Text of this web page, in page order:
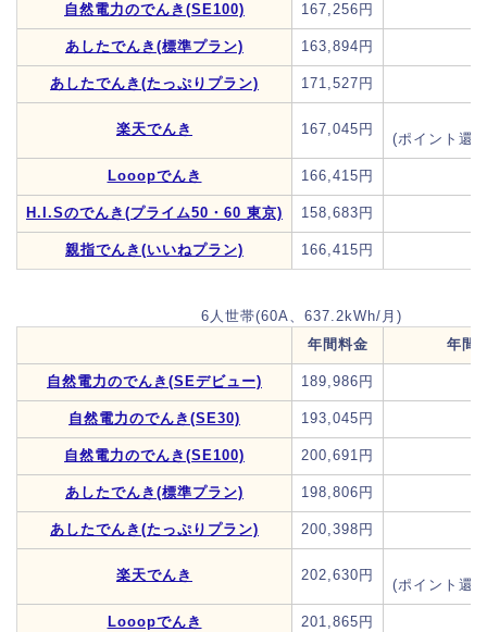
自然電力のでんき(SE100) 167,256円
あしたでんき(標準プラン) 163,894円
あしたでんき(たっぷりプラン) 171,527円
楽天でんき 167,045円
(ポイント還
Looopでんき 166,415円
H.I.Sのでんき(プライム50・60 東京) 158,683円
親指でんき(いいねプラン) 166,415円
6人世帯(60A、637.2kWh/月)
年間料金
年間
自然電力のでんき(SEデビュー) 189,986円
自然電力のでんき(SE30) 193,045円
自然電力のでんき(SE100) 200,691円
あしたでんき(標準プラン) 198,806円
あしたでんき(たっぷりプラン) 200,398円
楽天でんき 202,630円
(ポイント還
Looopでんき 201,865円